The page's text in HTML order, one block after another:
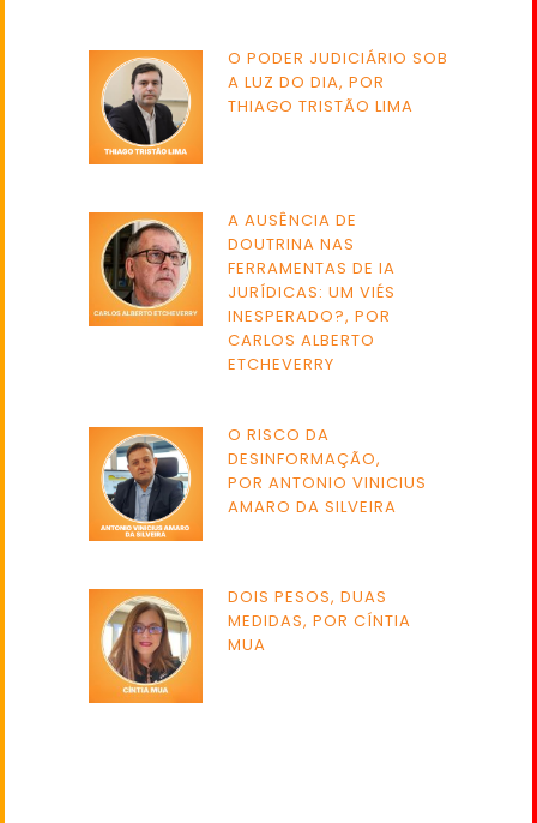
O PODER JUDICIÁRIO SOB
A LUZ DO DIA, POR
THIAGO TRISTÃO LIMA
A AUSÊNCIA DE
DOUTRINA NAS
FERRAMENTAS DE IA
JURÍDICAS: UM VIÉS
INESPERADO?, POR
CARLOS ALBERTO
ETCHEVERRY
O RISCO DA
DESINFORMAÇÃO,
POR ANTONIO VINICIUS
AMARO DA SILVEIRA
DOIS PESOS, DUAS
MEDIDAS, POR CÍNTIA
MUA